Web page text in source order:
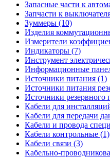
Запасные части к
Запчасти к
Зуммеры (10)
Изделия
Измерители
Индикаторы (7)
Инструмент
Информационные
Источники питания (1)
Источники питания
Источники резервного
Кабели для
Кабели для передачи
Кабели и провода
Кабели контрольные (1)
Кабели связи (3)
Кабельно-